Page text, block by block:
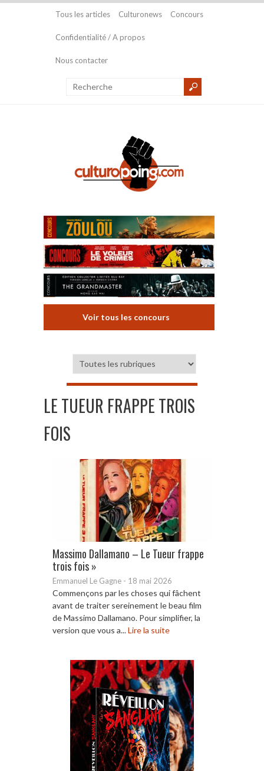
Tous les articles Culturonews Concours
Confidentialité / A propos
Nous contacter
Voir tous les concours
LE TUEUR FRAPPE TROIS
FOIS
Massimo Dallamano – Le Tueur frappe
trois fois »
Emmanuel Le Gagne - 18 mai 2026
Commençons par les choses qui fâchent
avant de traiter sereinement le beau film
de Massimo Dallamano. Pour simplifier, la
version que vous a...Lire la suite